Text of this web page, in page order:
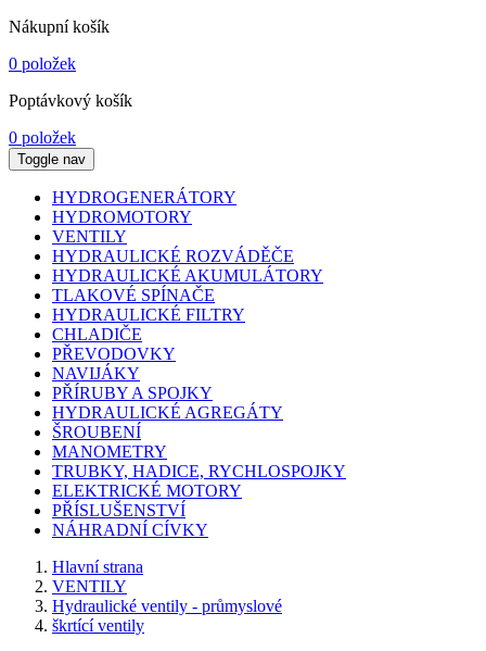
Nákupní košík
0 položek
Poptávkový košík
0 položek
Toggle nav
HYDROGENERÁTORY
HYDROMOTORY
VENTILY
HYDRAULICKÉ ROZVÁDĚČE
HYDRAULICKÉ AKUMULÁTORY
TLAKOVÉ SPÍNAČE
HYDRAULICKÉ FILTRY
CHLADIČE
PŘEVODOVKY
NAVIJÁKY
PŘÍRUBY A SPOJKY
HYDRAULICKÉ AGREGÁTY
ŠROUBENÍ
MANOMETRY
TRUBKY, HADICE, RYCHLOSPOJKY
ELEKTRICKÉ MOTORY
PŘÍSLUŠENSTVÍ
NÁHRADNÍ CÍVKY
Hlavní strana
VENTILY
Hydraulické ventily - průmyslové
škrtící ventily